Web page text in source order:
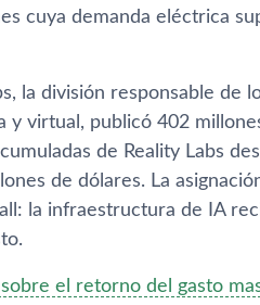
cuya demanda eléctrica
la división responsable de
y virtual, publicó 402
de Reality Labs
de dólares. La
la infraestructura de IA
sobre el retorno del gasto